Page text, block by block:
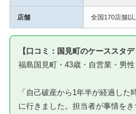
店舗 全国170店舗以
【口コミ：国見町のケーススタデ
福島国見町・43歳・自営業・男性
「自己破産から1年半が経過し
に行きました。担当者が事情を